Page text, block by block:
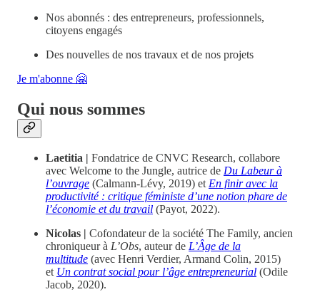
Nos abonnés : des entrepreneurs, professionnels,
citoyens engagés
Des nouvelles de nos travaux et de nos projets
Je m'abonne 🤗
Qui nous sommes
Laetitia | Fondatrice de CNVC Research, collabore
avec Welcome to the Jungle, autrice de Du Labeur à
l’ouvrage (Calmann-Lévy, 2019) etEn finir avec la
productivité : critique féministe d’une notion phare de
l’économie et du travail (Payot, 2022).
Nicolas | Cofondateur de la société The Family, ancien
chroniqueur à L’Obs, auteur de L’Âge de la
multitude (avec Henri Verdier, Armand Colin, 2015)
et Un contrat social pour l’âge entrepreneurial (Odile
Jacob, 2020).